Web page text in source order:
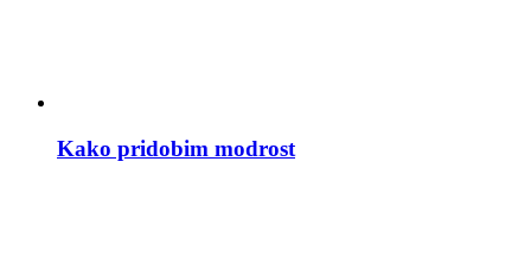
Kako pridobim modrost